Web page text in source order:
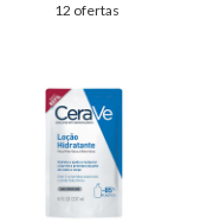
12 ofertas